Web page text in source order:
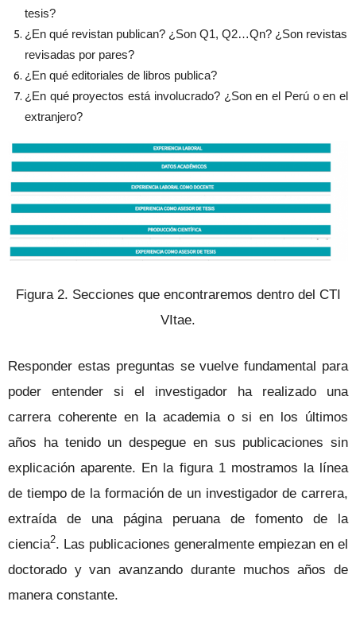
tesis?
¿En qué revistan publican? ¿Son Q1, Q2…Qn? ¿Son revistas
revisadas por pares?
¿En qué editoriales de libros publica?
¿En qué proyectos está involucrado? ¿Son en el Perú o en el
extranjero?
Figura 2. Secciones que encontraremos dentro del CTI
VItae.
Responder estas preguntas se vuelve fundamental para
poder entender si el investigador ha realizado una
carrera coherente en la academia o si en los últimos
años ha tenido un despegue en sus publicaciones sin
explicación aparente. En la figura 1 mostramos la línea
de tiempo de la formación de un investigador de carrera,
extraída de una página peruana de fomento de la
ciencia2. Las publicaciones generalmente empiezan en el
doctorado y van avanzando durante muchos años de
manera constante.